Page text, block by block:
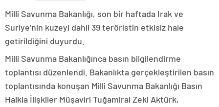
Milli Savunma Bakanlığı, son bir haftada Irak ve
Suriye’nin kuzeyi dahil 39 teröristin etkisiz hale
getirildiğini duyurdu.
Milli Savunma Bakanlığınca basın bilgilendirme
toplantısı düzenlendi. Bakanlıkta gerçekleştirilen basın
toplantısında konuşan Milli Savunma Bakanlığı Basın
Halkla İlişkiler Müşaviri Tuğamiral Zeki Aktürk,